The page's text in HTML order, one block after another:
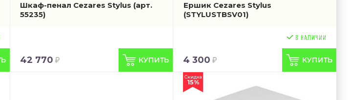
Шкаф-пенал Cezares Stylus (арт.
55235)
42 770
Ершик Cezares Stylus
(STYLUSTBSV01)
4 300
Скидка
15%